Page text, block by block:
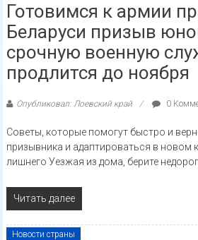
Готовимся к армии
Беларуси призыв
срочную военную
продлится до ноября
Опубликовал: Лоевский край 0
Советы, которые помогут быстро и
призывника и адаптироваться в новом
лишнего Уезжая из дома, берите
Читать далее
Новости страны